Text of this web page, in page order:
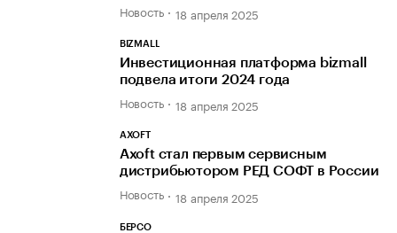
Новость 18 апреля 2025
BIZMALL
Инвестиционная платформа bizmall
подвела итоги 2024 года
Новость 18 апреля 2025
AXOFT
Axoft стал первым сервисным
дистрибьютором РЕД СОФТ в России
Новость 18 апреля 2025
БЕРСО